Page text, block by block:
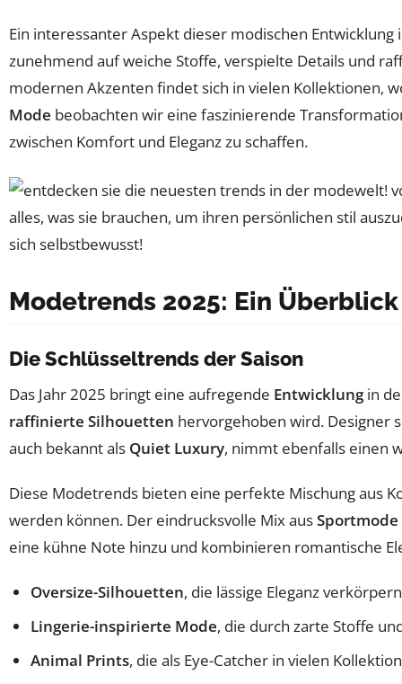
Ein interessanter Aspekt dieser modischen
zunehmend auf weiche Stoffe, verspielte Details und
modernen Akzenten findet sich in vielen Kollektionen,
Mode beobachten wir eine faszinierende
zwischen Komfort und Eleganz zu schaffen.
Modetrends 2025: Ein
Die Schlüsseltrends der Saison
Das Jahr 2025 bringt eine aufregende Entwicklungin
raffinierte Silhouetten hervorgehoben wird. Designer
auch bekannt als Quiet Luxury, nimmt ebenfalls einen
Diese Modetrends bieten eine perfekte Mischung aus
werden können. Der eindrucksvolle Mix ausSportmode
eine kühne Note hinzu und kombinieren romantische
Oversize-Silhouetten, die lässige Eleganz
Lingerie-inspirierte Mode, die durch zarte Stoffe
Animal Prints, die als Eye-Catcher in vielen